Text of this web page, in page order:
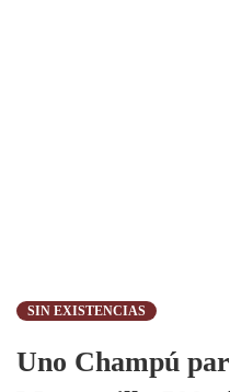
SIN EXISTENCIAS
Uno Champú